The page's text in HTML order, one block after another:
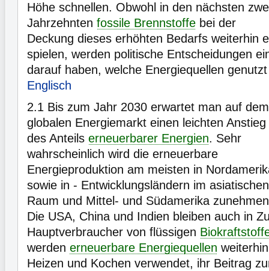
Höhe schnellen. Obwohl in den nächsten
Jahrzehnten fossile Brennstoffe bei der
Deckung dieses erhöhten Bedarfs weiterhin
spielen, werden politische Entscheidungen
darauf haben, welche Energiequellen
Englisch
2.1 Bis zum Jahr 2030 erwartet man auf dem
globalen Energiemarkt einen leichten Anstieg
des Anteils erneuerbarer Energien. Sehr
wahrscheinlich wird die erneuerbare
Energieproduktion am meisten in
sowie in - Entwicklungsländern im asiatischen
Raum und Mittel- und Südamerika
Die USA, China und Indien bleiben auch in
Hauptverbraucher von flüssigen
werden erneuerbare Energiequellen
Heizen und Kochen verwendet, ihr Beitrag